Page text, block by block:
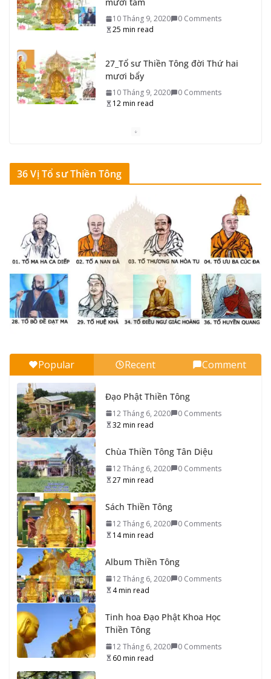
27_Tổ sư Thiền Tông đời Thứ hai
mươi bẩy
26_Tổ sư Thiền Tông đời Thứ hai
mươi sáu
10 Tháng 9, 2020 0 Comments
24_Tổ sư Thiền Tông đời Thứ hai mươi tư
10 Tháng 9, 2020 0 Comments 14 min read
23_Tổ sư Thiền Tông đời Thứ hai mươi ba
10 Tháng 9, 2020 0 Comments 14 min read
22_Tổ sư Thiền Tông đời Thứ hai mươi hai
10 Tháng 9, 2020 0 Comments 13 min read
21_Tổ sư Thiền Tông đời Thứ hai mươi mốt
10 Tháng 9, 2020 0 Comments 15 min read
20_Tổ sư Thiền Tông đời Thứ hai mươi
10 Tháng 9, 2020 0 Comments 14 min read
19_Tổ sư Thiền Tông đời Thứ mười chín
9 Tháng 9, 2020 0 Comments 15 min read
18_Tổ sư Thiền Tông đời Thứ mười tám
9 Tháng 9, 2020 0 Comments 15 min read
17_Tổ sư Thiền Tông đời Thứ mười bẩy
9 Tháng 9, 2020 0 Comments 13 min read
16_Tổ sư Thiền Tông đời Thứ mười sáu
9 Tháng 9, 2020 0 Comments 13 min read
15_Tổ sư Thiền Tông đời Thứ mười lăm
9 Tháng 9, 2020 0 Comments
36 Vị Tổ sư Thiền Tông
Popular Recent Comment
Đạo Phật Thiền Tông
12 Tháng 6, 2020
0 Comments
32 min read
Chùa Thiền Tông Tân Diệu
12 Tháng 6, 2020
0 Comments
27 min read
Sách Thiền Tông
12 Tháng 6, 2020
0 Comments
14 min read
Album Thiền Tông
12 Tháng 6, 2020
0 Comments
4 min read
Tinh hoa Đạo Phật Khoa Học
Thiền Tông
12 Tháng 6, 2020
0 Comments
60 min read